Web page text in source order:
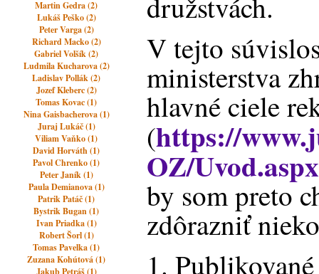
Martin Gedra (2)
Lukáš Peško (2)
Peter Varga (2)
Richard Macko (2)
Gabriel Volšík (2)
Ludmila Kucharova (2)
Ladislav Pollák (2)
Jozef Kleberc (2)
Tomas Kovac (1)
Nina Gaisbacherova (1)
Juraj Lukáč (1)
Viliam Vaňko (1)
David Horváth (1)
Pavol Chrenko (1)
Peter Janík (1)
Paula Demianova (1)
Patrik Patáč (1)
Bystrik Bugan (1)
Ivan Priadka (1)
Robert Šorl (1)
Tomas Pavelka (1)
Zuzana Kohútová (1)
Jakub Petráš (1)
V tejto
ministerstva
hlavné ciele
(https://
OZ/Uvod.aspx
by som preto
zdôrazniť
1.